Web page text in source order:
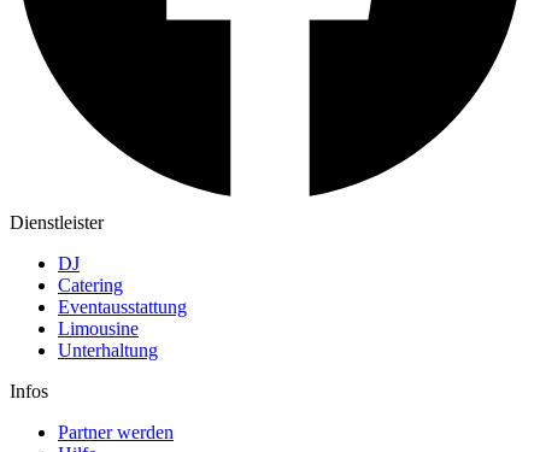
Dienstleister
DJ
Catering
Eventausstattung
Limousine
Unterhaltung
Infos
Partner werden